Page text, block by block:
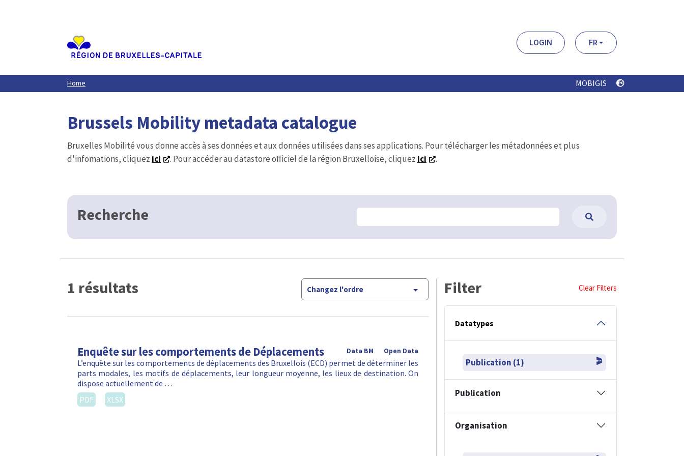
LOGIN FR
Home MOBIGIS
Brussels Mobility metadata catalogue
Bruxelles Mobilité vous donne accès à ses données et aux données utilisées dans ses applications. Pour télécharger les métadonnées et plus
d'infomations, cliquez ici . Pour accéder au datastore officiel de la région Bruxelloise, cliquez ici .
Recherche
1 résultats Changez l'ordre
Enquête sur les comportements de Déplacements Open Data
Data BM
L’enquête sur les comportements de déplacements des Bruxellois (ECD) permet de déterminer les
parts modales, les motifs de déplacements, leur longueur moyenne, les lieux de destination. On
dispose actuellement de …
PDF
XLSX
Filter Clear Filters
Datatypes
Publication (1)
Publication
Organisation